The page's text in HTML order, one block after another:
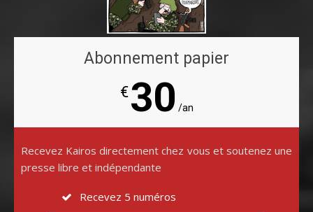
Abonnement papier
€30 /an
Recevez Kairos directement chez vous et soutenez une
presse libre et indépendante
Recevez 5 numéros